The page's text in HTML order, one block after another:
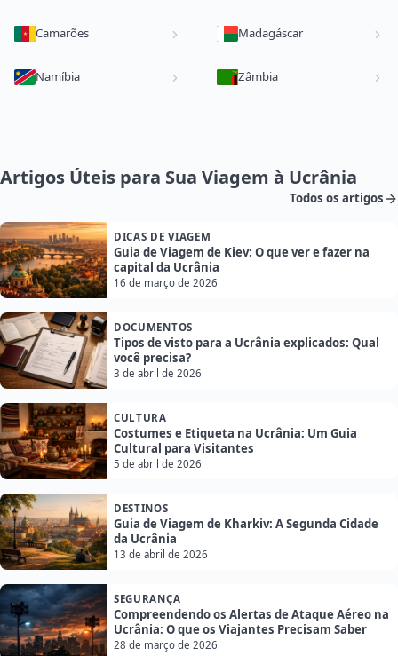
Camarões Madagáscar
Namíbia Zâmbia
Artigos Úteis para Sua Viagem à Ucrânia
Todos os artigos
DICAS DE VIAGEM
Guia de Viagem de Kiev: O que ver e fazer na
capital da Ucrânia
16 de março de 2026
DOCUMENTOS
Tipos de visto para a Ucrânia explicados: Qual
você precisa?
3 de abril de 2026
CULTURA
Costumes e Etiqueta na Ucrânia: Um Guia
Cultural para Visitantes
5 de abril de 2026
DESTINOS
Guia de Viagem de Kharkiv: A Segunda Cidade
da Ucrânia
13 de abril de 2026
SEGURANÇA
Compreendendo os Alertas de Ataque Aéreo na
Ucrânia: O que os Viajantes Precisam Saber
28 de março de 2026